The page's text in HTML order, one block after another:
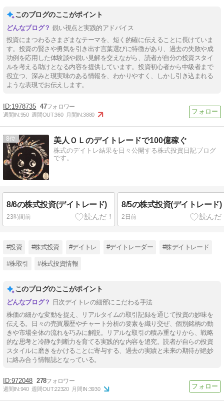
このブログのここがポイント
鋭い視点と実践的アドバイス
投資にまつわるさまざまなテーマを、短く的確に伝えることに長けていま
す。投資の賢さや勇気を引き出す言葉選びに特徴があり、過去の失敗や成
功例を応用した体験談や鋭い見解を交えながら、読者が自分の投資スタイ
ルを考える助けとなる内容を提供しています。投資初心者から中級者まで
役立つ、深みと現実味のある情報を、わかりやすく、しかし引き込まれる
ような表現でお伝えします。
1978735 47
週間IN:950 週間OUT:360 月間IN:3880
8 美人ＯＬのデイトレードで100億稼ぐ
株式のデイトレ結果を日々公開する株式投資日記ブログ
です。
8/6の株式投資(デイトレード)
23時間前
8/5の株式投資(デイトレード)
2日前
#投資 #株式投資 #デイトレ #デイトレーダー #株デイトレード
#株取引 #株式投資情報
このブログのここがポイント
日次デイトレの細部にこだわる手法
株価の細かな変動を捉え、リアルタイムの取引記録を通じて投資の妙味を
伝える。日々の売買履歴やチャート分析の要素を織り交ぜ、個別銘柄の動
きや市場全体の流れを巧みに解説。リアルな取引の積み重なりから、戦略
的な思考と冷静な判断力を育てる実践的な内容を追究。読者が自らの投資
スタイルに磨きをかけることに寄与する、過去の実績と未来の期待が絶妙
に絡み合う情報誌となっている。
972048 278
週間IN:940 週間OUT:22320 月間IN:3930